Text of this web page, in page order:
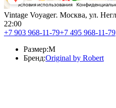
Vintage Voyageг. Москва, ул.
22:00
+7 903 968-11-79+7 495 968-11-79
Бренд:Original by Robert
Размер:M